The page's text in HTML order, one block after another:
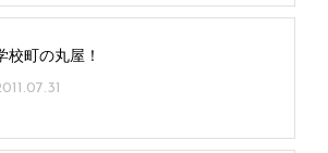
校町の丸屋！